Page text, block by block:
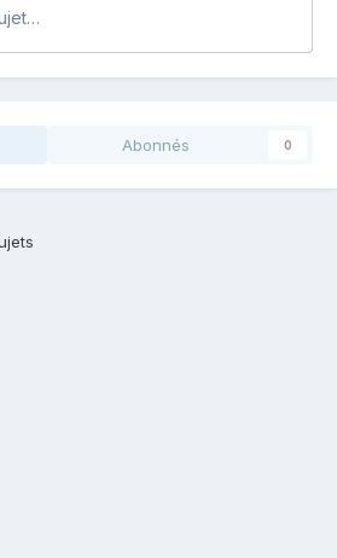
Abonnés 0